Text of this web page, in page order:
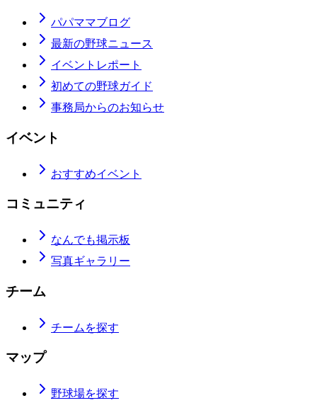
パパママブログ
最新の野球ニュース
イベントレポート
初めての野球ガイド
事務局からのお知らせ
イベント
おすすめイベント
コミュニティ
なんでも掲示板
写真ギャラリー
チーム
チームを探す
マップ
野球場を探す